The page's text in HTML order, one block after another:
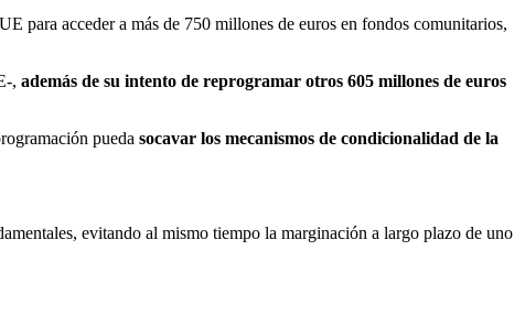
para acceder a más de 750 millones de euros en fondos comunitarios,
, además de su intento de reprogramar otros 605 millones de euros
pueda socavar los mecanismos de condicionalidad de la
evitando al mismo tiempo la marginación a largo plazo de uno